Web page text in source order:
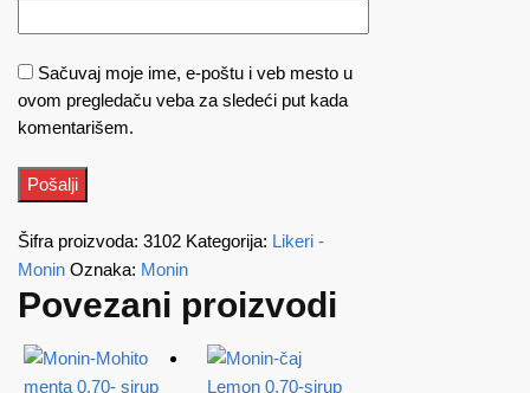
Sačuvaj moje ime, e-poštu i veb mesto u
ovom pregledaču veba za sledeći put kada
komentarišem.
Šifra proizvoda: 3102 Kategorija: Likeri -
Monin Oznaka: Monin
Povezani proizvodi